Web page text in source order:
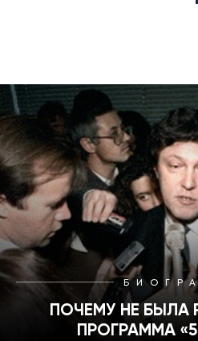
ПОЧЕМУ НЕ БЫЛА
ПРОГРАММА